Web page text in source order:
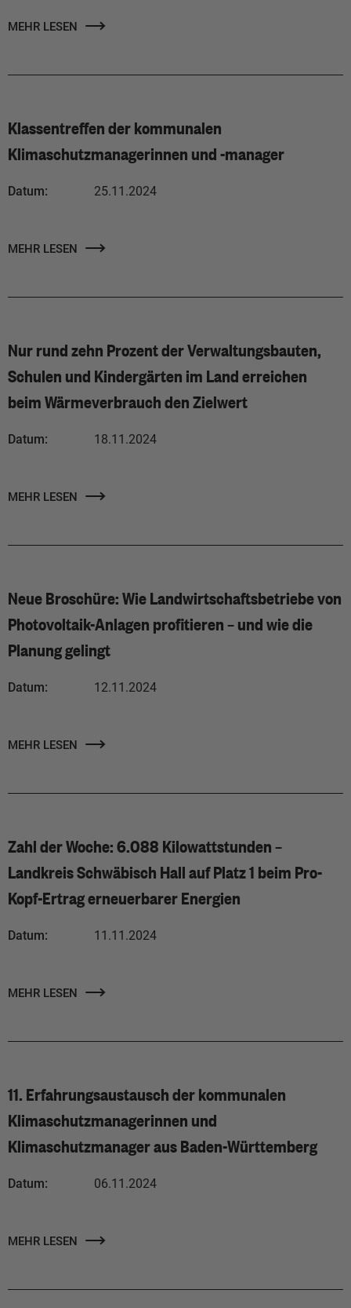
MEHR LESEN
Klassentreffen der kommunalen
Klimaschutzmanagerinnen und -manager
Datum: 25.11.2024
MEHR LESEN
Nur rund zehn Prozent der Verwaltungsbauten,
Schulen und Kindergärten im Land erreichen
beim Wärmeverbrauch den Zielwert
Datum: 18.11.2024
MEHR LESEN
Neue Broschüre: Wie Landwirtschaftsbetriebe von
Photovoltaik-Anlagen profitieren – und wie die
Planung gelingt
Datum: 12.11.2024
MEHR LESEN
Zahl der Woche: 6.088 Kilowattstunden –
Landkreis Schwäbisch Hall auf Platz 1 beim Pro-
Kopf-Ertrag erneuerbarer Energien
Datum: 11.11.2024
MEHR LESEN
11. Erfahrungsaustausch der kommunalen
Klimaschutzmanagerinnen und
Klimaschutzmanager aus Baden-Württemberg
Datum: 06.11.2024
MEHR LESEN